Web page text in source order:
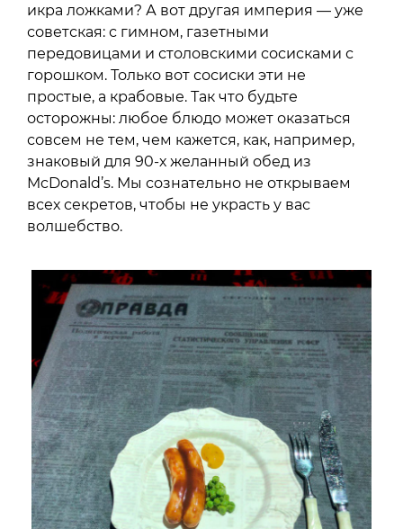
икра ложками? А вот другая империя — уже
советская: с гимном, газетными
передовицами и столовскими сосисками с
горошком. Только вот сосиски эти не
простые, а крабовые. Так что будьте
осторожны: любое блюдо может оказаться
совсем не тем, чем кажется, как, например,
знаковый для 90-х желанный обед из
McDonald’s. Мы сознательно не открываем
всех секретов, чтобы не украсть у вас
волшебство.